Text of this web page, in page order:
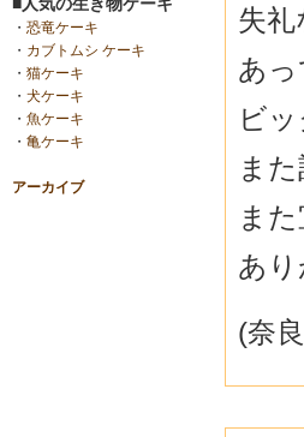
・ 恐竜ケーキ
・ カブトムシ ケーキ
・ 猫ケーキ
・ 犬ケーキ
・ 魚ケーキ
・ 亀ケーキ
アーカイブ
失
あ
ビ
ま
ま
あ
(奈